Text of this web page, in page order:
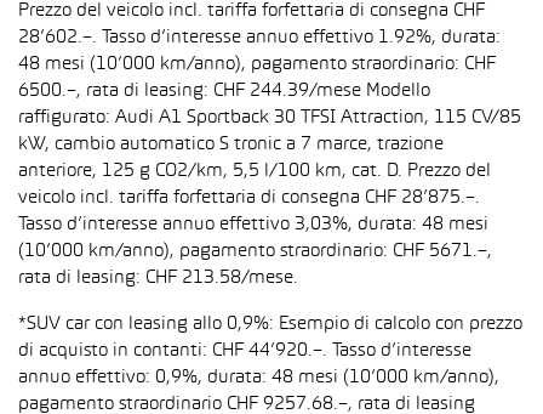
Prezzo del veicolo incl. tariffa forfettaria di consegna CHF
28’602.–. Tasso d’interesse annuo effettivo 1.92%, durata:
48 mesi (10’000 km/anno), pagamento straordinario: CHF
6500.–, rata di leasing: CHF 244.39/mese Modello
raffigurato: Audi A1 Sportback 30 TFSI Attraction, 115 CV/85
kW, cambio automatico S tronic a 7 marce, trazione
anteriore, 125 g CO2/km, 5,5 l/100 km, cat. D. Prezzo del
veicolo incl. tariffa forfettaria di consegna CHF 28’875.–.
Tasso d’interesse annuo effettivo 3,03%, durata: 48 mesi
(10’000 km/anno), pagamento straordinario: CHF 5671.–,
rata di leasing: CHF 213.58/mese.
*SUV car con leasing allo 0,9%: Esempio di calcolo con prezzo
di acquisto in contanti: CHF 44’920.–. Tasso d’interesse
annuo effettivo: 0,9%, durata: 48 mesi (10’000 km/anno),
pagamento straordinario CHF 9257.68.–, rata di leasing